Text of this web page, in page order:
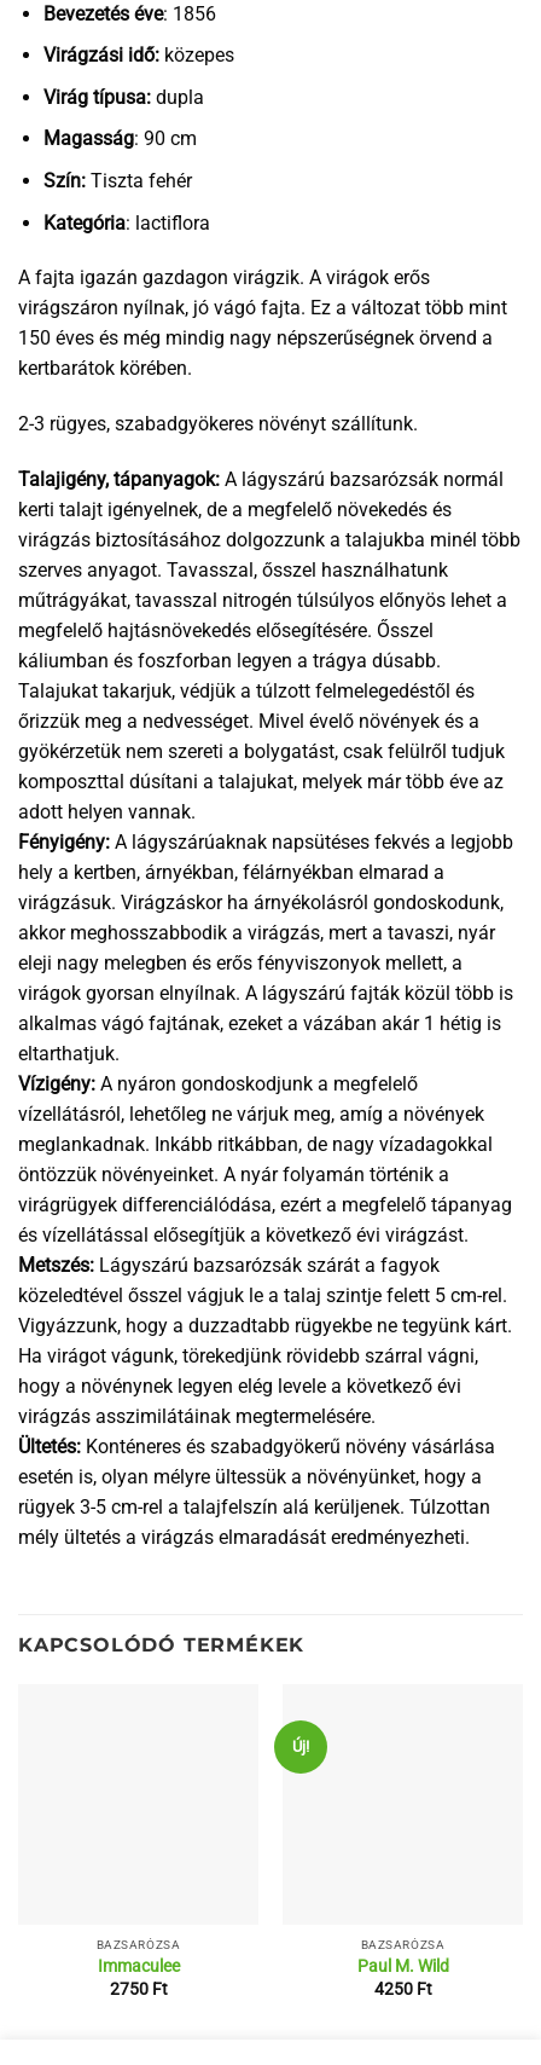
Bevezetés éve: 1856
Virágzási idő:közepes
Virág típusa:dupla
Magasság: 90 cm
Szín: Tiszta fehér
Kategória: lactiflora
A fajta igazán gazdagon virágzik. A virágok erős
virágszáron nyílnak, jó vágó fajta. Ez a változat több mint
150 éves és még mindig nagy népszerűségnek örvend a
kertbarátok körében.
2-3 rügyes, szabadgyökeres növényt szállítunk.
Talajigény, tápanyagok: A lágyszárú bazsarózsák normál
kerti talajt igényelnek, de a megfelelő növekedés és
virágzás biztosításához dolgozzunk a talajukba minél több
szerves anyagot. Tavasszal, ősszel használhatunk
műtrágyákat, tavasszal nitrogén túlsúlyos előnyös lehet a
megfelelő hajtásnövekedés elősegítésére. Ősszel
káliumban és foszforban legyen a trágya dúsabb.
Talajukat takarjuk, védjük a túlzott felmelegedéstől és
őrizzük meg a nedvességet. Mivel évelő növények és a
gyökérzetük nem szereti a bolygatást, csak felülről tudjuk
komposzttal dúsítani a talajukat, melyek már több éve az
adott helyen vannak.
Fényigény: A lágyszárúaknak napsütéses fekvés a legjobb
hely a kertben, árnyékban, félárnyékban elmarad a
virágzásuk. Virágzáskor ha árnyékolásról gondoskodunk,
akkor meghosszabbodik a virágzás, mert a tavaszi, nyár
eleji nagy melegben és erős fényviszonyok mellett, a
virágok gyorsan elnyílnak. A lágyszárú fajták közül több is
alkalmas vágó fajtának, ezeket a vázában akár 1 hétig is
eltarthatjuk.
Vízigény: A nyáron gondoskodjunk a megfelelő
vízellátásról, lehetőleg ne várjuk meg, amíg a növények
meglankadnak. Inkább ritkábban, de nagy vízadagokkal
öntözzük növényeinket. A nyár folyamán történik a
virágrügyek differenciálódása, ezért a megfelelő tápanyag
és vízellátással elősegítjük a következő évi virágzást.
Metszés: Lágyszárú bazsarózsák szárát a fagyok
közeledtével ősszel vágjuk le a talaj szintje felett 5 cm-rel.
Vigyázzunk, hogy a duzzadtabb rügyekbe ne tegyünk kárt.
Ha virágot vágunk, törekedjünk rövidebb szárral vágni,
hogy a növénynek legyen elég levele a következő évi
virágzás asszimilátáinak megtermelésére.
Ültetés: Konténeres és szabadgyökerű növény vásárlása
esetén is, olyan mélyre ültessük a növényünket, hogy a
rügyek 3-5 cm-rel a talajfelszín alá kerüljenek. Túlzottan
mély ültetés a virágzás elmaradását eredményezheti.
KAPCSOLÓDÓ TERMÉKEK
BAZSARÓZSA
Immaculee
2750 Ft
Új!
BAZSARÓZSA
Paul M. Wild
4250 Ft